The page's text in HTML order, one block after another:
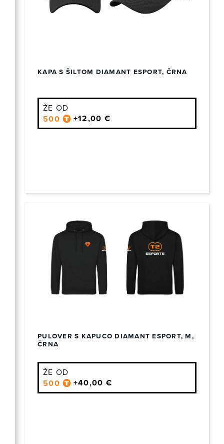
KAPA S ŠILTOM DIAMANT ESPORT, ČRNA
ŽE OD
500
+12,00 €
PULOVER S KAPUCO DIAMANT ESPORT, M,
ČRNA
ŽE OD
500
+40,00 €